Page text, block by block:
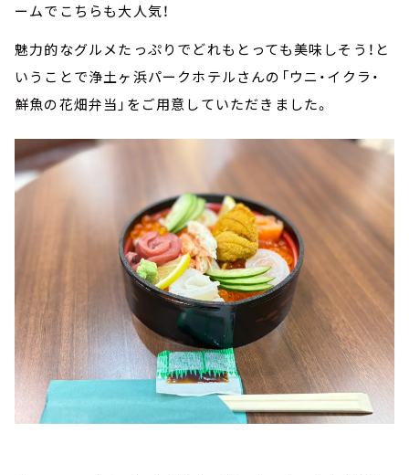
ームでこちらも大人気！
魅力的なグルメたっぷりでどれもとっても美味しそう！と
いうことで浄土ヶ浜パークホテルさんの「ウニ・イクラ・
鮮魚の花畑弁当」をご用意していただきました。